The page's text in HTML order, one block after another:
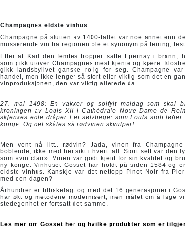
Champagnes eldste vinhus
Champagne på slutten av 1400-tallet var noe annet enn
musserende vin fra regionen ble et synonym på feiring,
Etter at Karl den femtes tropper satte Epernay i brann,
som gikk utover Champagnes mest kjente og kjære
gikk landsbylivet ganske rolig for seg. Champagne
handel, men ikke lenger så stort eller viktig som det en
vinproduksjonen, den var viktig allerede da.
27. mai 1498: En vakker og solfylt maidag som skal
kroningen av Louis XII i Cathédrale Notre-Dame de
skjenkes edle dråper i et sølvbeger som Louis stolt løfter
konge. Og det skåles så rødvinen skvulper!
Men vent nå litt.. rødvin? Jada, vinen fra
boblende, ikke med hensikt i hvert fall. Stort sett var den
som «vin clair». Vinen var godt kjent for sin kvalitet og
ny konge. Vinhuset Gosset har holdt på siden 1584 og
eldste vinhus. Kanskje var det nettopp Pinot Noir fra
med den dagen?
Århundrer er tilbakelagt og med det 16 generasjoner i
har økt og metodene modernisert, men målet om å lage
stedegenhet er fortsatt det samme.
Les mer om Gosset her og hvilke produkter som er